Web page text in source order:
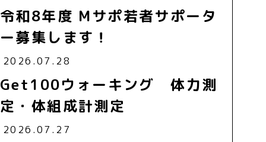
令和8年度 Mサポ若者サポータ
ー募集します！
2026.07.28
Get100ウォーキング 体力測
定・体組成計測定
2026.07.27